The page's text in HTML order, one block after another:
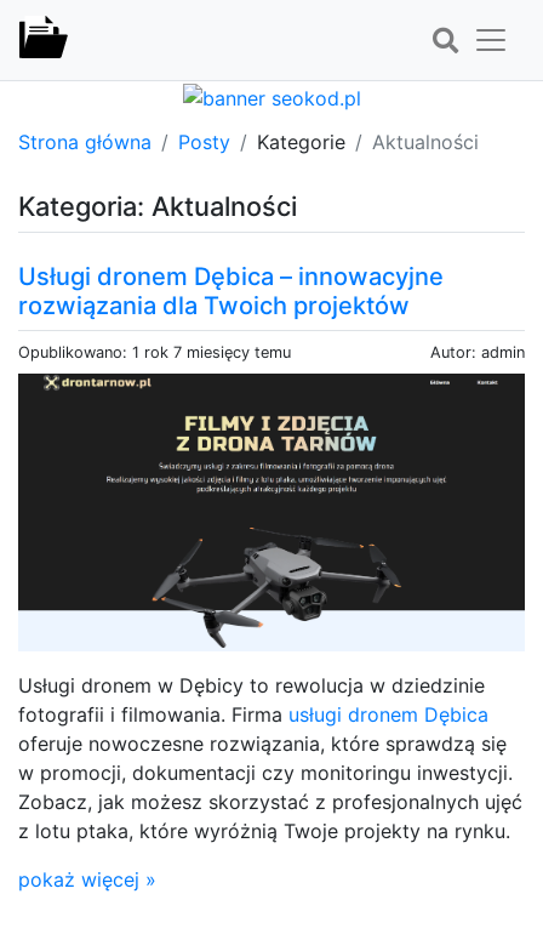
Strona główna Posty Kategorie Aktualności
Kategoria: Aktualności
Usługi dronem Dębica – innowacyjne
rozwiązania dla Twoich projektów
Opublikowano: 1 rok 7 miesięcy temu Autor: admin
Usługi dronem w Dębicy to rewolucja w dziedzinie
fotografii i filmowania. Firma usługi dronem Dębica
oferuje nowoczesne rozwiązania, które sprawdzą się
w promocji, dokumentacji czy monitoringu inwestycji.
Zobacz, jak możesz skorzystać z profesjonalnych ujęć
z lotu ptaka, które wyróżnią Twoje projekty na rynku.
pokaż więcej »